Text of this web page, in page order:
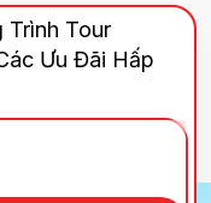
Trình Tour
Ưu Đãi Hấp